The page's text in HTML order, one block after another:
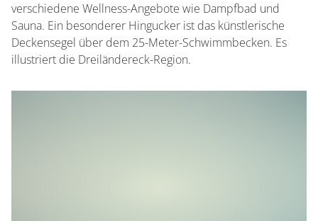
verschiedene Wellness-Angebote wie Dampfbad und
Sauna. Ein besonderer Hingucker ist das künstlerische
Deckensegel über dem 25-Meter-Schwimmbecken. Es
illustriert die Dreiländereck-Region.